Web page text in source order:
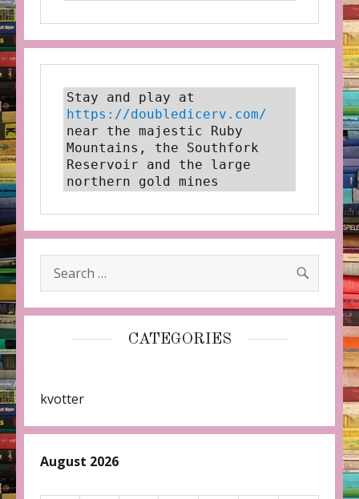
https://doubledicerv.com/
near the majestic Ruby
Mountains, the Southfork
Reservoir and the large
northern gold mines
Search
for:
CATEGORIES
kvotter
August 2026